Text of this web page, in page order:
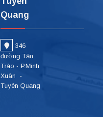
Quang
346
đường Tân
Trào - P.Minh
Xuân -
Tuyên Quang